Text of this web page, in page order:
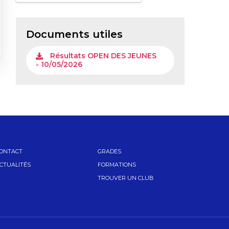
Documents utiles
Résultats OPEN DES JEUNES
- 10/05/2026
GRADES
FORMATIONS
TROUVER UN CLUB